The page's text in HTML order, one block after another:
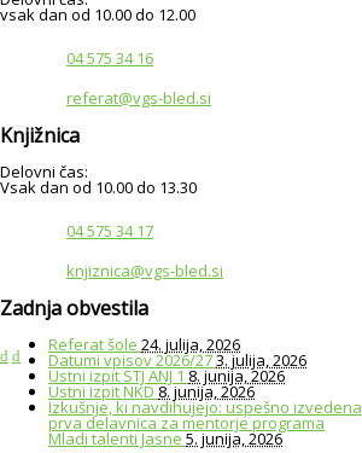
vsak dan od 10.00 do 12.00
04 575 34 16
referat@vgs-bled.si
Knjižnica
Delovni čas:
Vsak dan od 10.00 do 13.30
04 575 34 17
knjiznica@vgs-bled.si
Zadnja obvestila
Referat šole 24. julija, 2026
Datumi vpisov 2026/273. julija, 2026
Ustni izpit STJ ANJ 18. junija, 2026
Ustni izpit NKD8. junija, 2026
Izkušnje, ki navdihujejo: uspešno izvedena
prva delavnica za mentorje programa
Mladi talenti Jasne5. junija, 2026